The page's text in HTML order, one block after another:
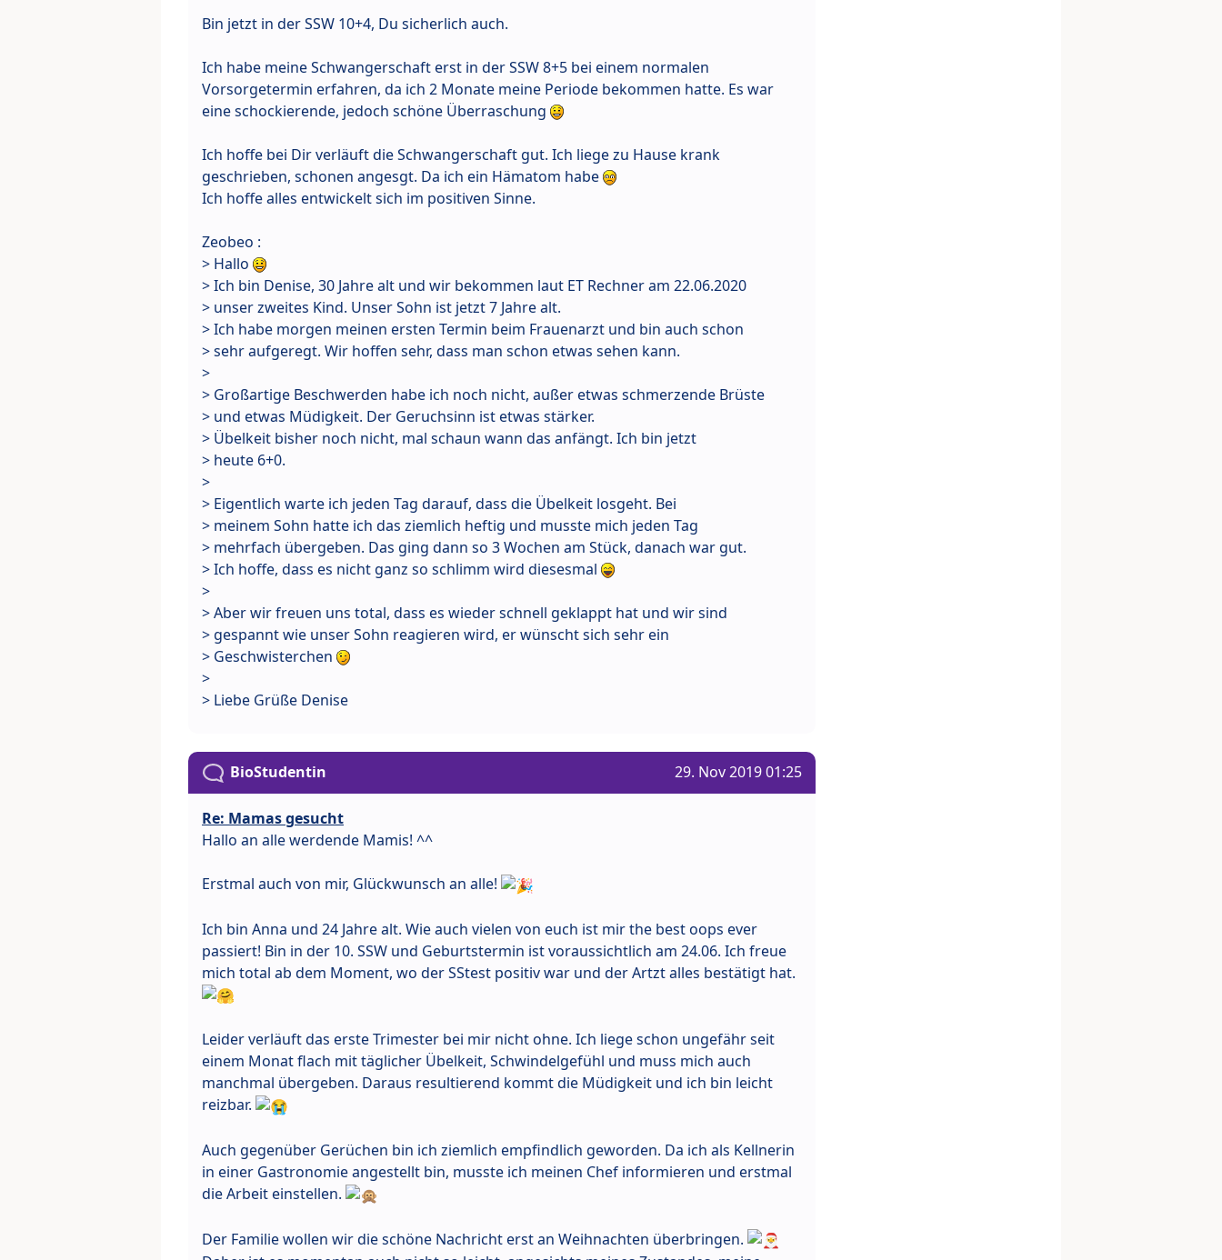
Bin jetzt in der SSW 10+4, Du sicherlich auch.
Ich habe meine Schwangerschaft erst in der SSW 8+5 bei einem normalen
Vorsorgetermin erfahren, da ich 2 Monate meine Periode bekommen hatte. Es war
eine schockierende, jedoch schöne Überraschung
Ich hoffe bei Dir verläuft die Schwangerschaft gut. Ich liege zu Hause krank
geschrieben, schonen angesgt. Da ich ein Hämatom habe
Ich hoffe alles entwickelt sich im positiven Sinne.
Zeobeo :
> Hallo
> Ich bin Denise, 30 Jahre alt und wir bekommen laut ET Rechner am 22.06.2020
> unser zweites Kind. Unser Sohn ist jetzt 7 Jahre alt.
> Ich habe morgen meinen ersten Termin beim Frauenarzt und bin auch schon
> sehr aufgeregt. Wir hoffen sehr, dass man schon etwas sehen kann.
>
> Großartige Beschwerden habe ich noch nicht, außer etwas schmerzende Brüste
> und etwas Müdigkeit. Der Geruchsinn ist etwas stärker.
> Übelkeit bisher noch nicht, mal schaun wann das anfängt. Ich bin jetzt
> heute 6+0.
>
> Eigentlich warte ich jeden Tag darauf, dass die Übelkeit losgeht. Bei
> meinem Sohn hatte ich das ziemlich heftig und musste mich jeden Tag
> mehrfach übergeben. Das ging dann so 3 Wochen am Stück, danach war gut.
> Ich hoffe, dass es nicht ganz so schlimm wird diesesmal
>
> Aber wir freuen uns total, dass es wieder schnell geklappt hat und wir sind
> gespannt wie unser Sohn reagieren wird, er wünscht sich sehr ein
> Geschwisterchen
>
> Liebe Grüße Denise
BioStudentin 29. Nov 2019 01:25
Re: Mamas gesucht
Hallo an alle werdende Mamis! ^^
Erstmal auch von mir, Glückwunsch an alle!
Ich bin Anna und 24 Jahre alt. Wie auch vielen von euch ist mir the best oops ever
passiert! Bin in der 10. SSW und Geburtstermin ist voraussichtlich am 24.06. Ich freue
mich total ab dem Moment, wo der SStest positiv war und der Artzt alles bestätigt hat.
Leider verläuft das erste Trimester bei mir nicht ohne. Ich liege schon ungefähr seit
einem Monat flach mit täglicher Übelkeit, Schwindelgefühl und muss mich auch
manchmal übergeben. Daraus resultierend kommt die Müdigkeit und ich bin leicht
reizbar.
Auch gegenüber Gerüchen bin ich ziemlich empfindlich geworden. Da ich als Kellnerin
in einer Gastronomie angestellt bin, musste ich meinen Chef informieren und erstmal
die Arbeit einstellen.
Der Familie wollen wir die schöne Nachricht erst an Weihnachten überbringen.